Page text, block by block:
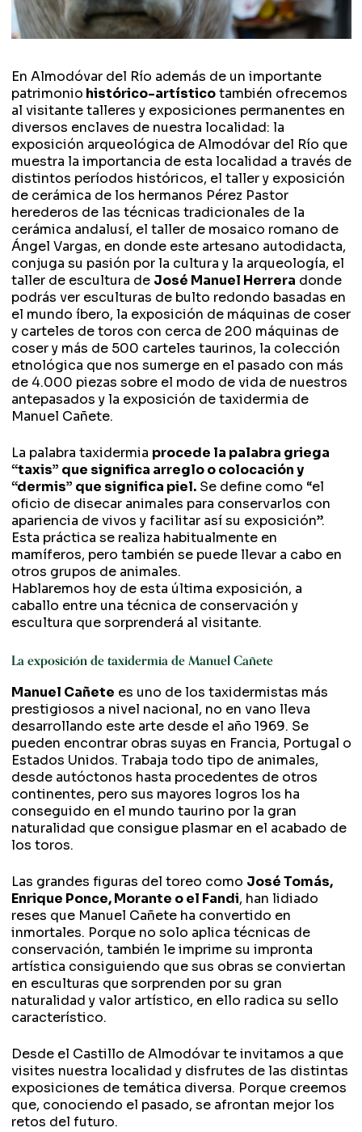
En Almodóvar del Río además de un importante
patrimonio histórico-artísticotambién ofrecemos
al visitante talleres y exposiciones permanentes en
diversos enclaves de nuestra localidad: la
exposición arqueológica de Almodóvar del Río que
muestra la importancia de esta localidad a través de
distintos períodos históricos, el taller y exposición
de cerámica de los hermanos Pérez Pastor
herederos de las técnicas tradicionales de la
cerámica andalusí, el taller de mosaico romano de
Ángel Vargas, en donde este artesano autodidacta,
conjuga su pasión por la cultura y la arqueología, el
taller de escultura de José Manuel Herrera donde
podrás ver esculturas de bulto redondo basadas en
el mundo íbero, la exposición de máquinas de coser
y carteles de toros con cerca de 200 máquinas de
coser y más de 500 carteles taurinos, la colección
etnológica que nos sumerge en el pasado con más
de 4.000 piezas sobre el modo de vida de nuestros
antepasados y la exposición de taxidermia de
Manuel Cañete.
La palabra taxidermia procede la palabra griega
“taxis” que significa arreglo o colocación y
“dermis” que significa piel.Se define como “el
oficio de disecar animales para conservarlos con
apariencia de vivos y facilitar así su exposición”.
Esta práctica se realiza habitualmente en
mamíferos, pero también se puede llevar a cabo en
otros grupos de animales.
Hablaremos hoy de esta última exposición, a
caballo entre una técnica de conservación y
escultura que sorprenderá al visitante.
La exposición de taxidermia de Manuel Cañete
Manuel Cañete es uno de los taxidermistas más
prestigiosos a nivel nacional, no en vano lleva
desarrollando este arte desde el año 1969. Se
pueden encontrar obras suyas en Francia, Portugal o
Estados Unidos. Trabaja todo tipo de animales,
desde autóctonos hasta procedentes de otros
continentes, pero sus mayores logros los ha
conseguido en el mundo taurino por la gran
naturalidad que consigue plasmar en el acabado de
los toros.
Las grandes figuras del toreo como José Tomás,
Enrique Ponce, Morante o el Fandi, han lidiado
reses que Manuel Cañete ha convertido en
inmortales. Porque no solo aplica técnicas de
conservación, también le imprime su impronta
artística consiguiendo que sus obras se conviertan
en esculturas que sorprenden por su gran
naturalidad y valor artístico, en ello radica su sello
característico.
Desde el Castillo de Almodóvar te invitamos a que
visites nuestra localidad y disfrutes de las distintas
exposiciones de temática diversa. Porque creemos
que, conociendo el pasado, se afrontan mejor los
retos del futuro.